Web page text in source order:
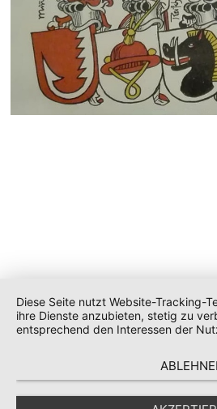
Diese Seite nutzt Website-Tracking-
ihre Dienste anzubieten, stetig zu
entsprechend den Interessen der